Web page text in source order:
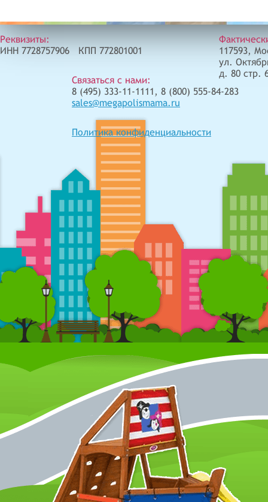
Реквизиты:
ИНН 7728757906 КПП 772801001
Связаться с нами:
8 (495) 333-11-1111, 8 (800) 555-84-283
sales@megapolismama.ru
Политика конфиденциальности
117593,
ул.
д. 80 стр.